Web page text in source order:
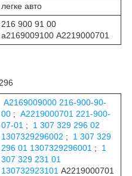
легке авто
216 900 91 00
a2169009100 A2219000701
A2169009000 216-900-90-
00 ; A2219000701 221-900-
07-01 ; 1 307 329 296 02
1307329296002 ; 1 307 329
296 01 1307329296001 ; 1
307 329 231 01
130732923101 A2219000701